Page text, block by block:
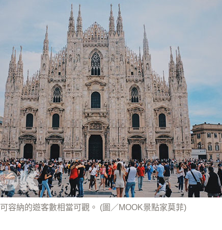
容納的遊客數相當可觀。 (圖／MOOK景點家莫菲)